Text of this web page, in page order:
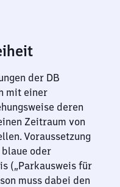
der DB
mit einer
deren
Zeitraum von
Voraussetzung
oder
(„Parkausweis für
muss dabei den